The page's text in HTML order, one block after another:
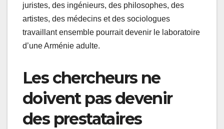
juristes, des ingénieurs, des philosophes, des
artistes, des médecins et des sociologues
travaillant ensemble pourrait devenir le laboratoire
d’une Arménie adulte.
Les chercheurs ne
doivent pas devenir
des prestataires